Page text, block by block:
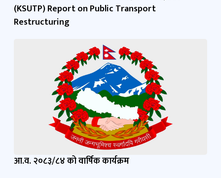
(KSUTP) Report on Public Transport
Restructuring
आ.व. २०८३/८४ को वार्षिक कार्यक्रम